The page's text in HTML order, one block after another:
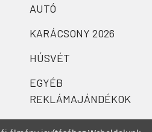
AUTÓ
KARÁCSONY 2026
HÚSVÉT
EGYÉB
REKLÁMAJÁNDÉKOK